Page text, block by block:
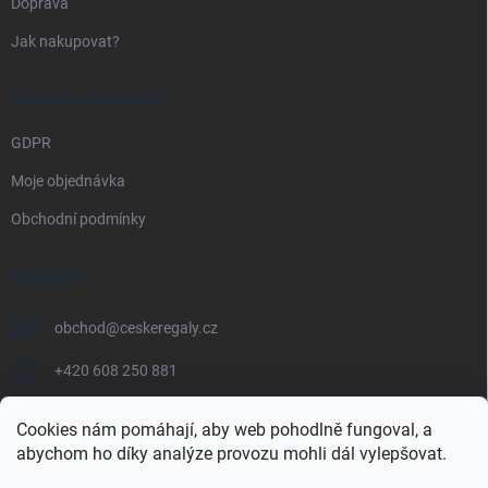
Cookies nám pomáhají, aby web pohodlně fungoval, a
abychom ho díky analýze provozu mohli dál vylepšovat.
Jak nakupovat?
PRÁVNÍ INFORMACE
GDPR
Moje objednávka
Obchodní podmínky
KONTAKT
obchod@ceskeregaly.cz
+420 608 250 881